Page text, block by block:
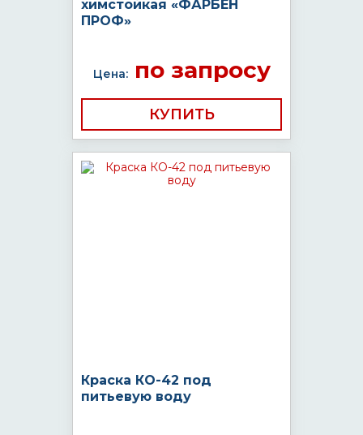
химстойкая «ФАРБЕН
ПРОФ»
Цена:по запросу
КУПИТЬ
Краска КО-42 под
питьевую воду